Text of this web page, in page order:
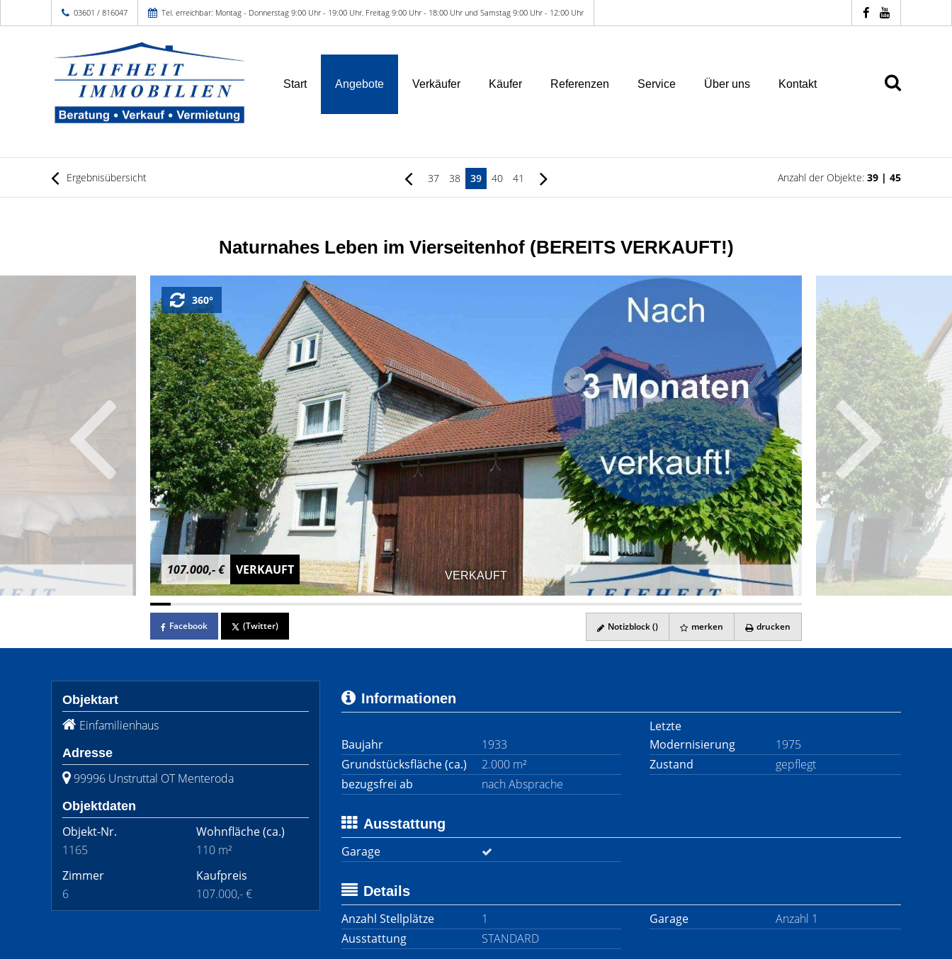
03601 / 816047 Tel. erreichbar: Montag - Donnerstag 9:00 Uhr - 19:00 Uhr, Freitag 9:00 Uhr - 18:00 Uhr und Samstag 9:00 Uhr - 12:00 Uhr
Start Angebote Verkäufer Käufer Referenzen Service Über uns Kontakt
Ergebnisübersicht 37 38 39 40 41 Anzahl der Objekte: 39 | 45
Naturnahes Leben im Vierseitenhof (BEREITS VERKAUFT!)
VERKAUFT
107.000,- € VERKAUFT
360°
Facebook (Twitter) Notizblock () merken drucken
Objektart
Einfamilienhaus
Adresse
99996 Unstruttal OT Menteroda
Objektdaten
Objekt-Nr.
1165
Wohnfläche(ca.)
110 m²
Zimmer
6
Kaufpreis
107.000,- €
Informationen
Baujahr 1933
Letzte
Modernisierung
1975
Grundstücksfläche (ca.)
2.000 m² Zustand
gepflegt
bezugsfrei ab
nach Absprache
Ausstattung
Garage
Details
Anzahl Stellplätze
1 Garage
Anzahl 1
Ausstattung
STANDARD